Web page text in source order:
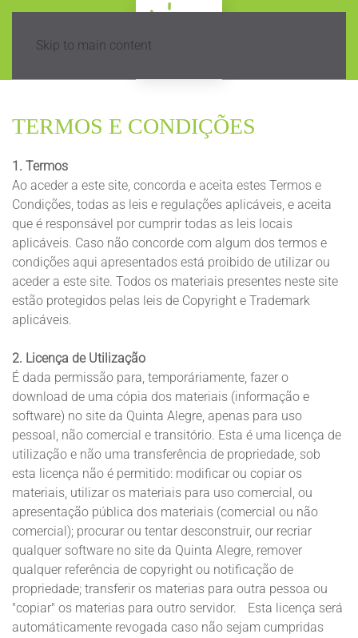
Skip to main content
TERMOS E CONDIÇÕES
1. Termos
Ao aceder a este site, concorda e aceita estes Termos e
Condições, todas as leis e regulações aplicáveis, e aceita
que é responsável por cumprir todas as leis locais
aplicáveis. Caso não concorde com algum dos termos e
condições aqui apresentados está proibido de utilizar ou
aceder a este site. Todos os materiais presentes neste site
estão protegidos pelas leis de Copyright e Trademark
aplicáveis.
2. Licença de Utilização
É dada permissão para, temporáriamente, fazer o
download de uma cópia dos materiais (informação e
software) no site da Quinta Alegre, apenas para uso
pessoal, não comercial e transitório. Esta é uma licença de
utilização e não uma transferência de propriedade, sob
esta licença não é permitido: modificar ou copiar os
materiais, utilizar os materiais para uso comercial, ou
apresentação pública dos materiais (comercial ou não
comercial); procurar ou tentar desconstruir, our recriar
qualquer software no site da Quinta Alegre, remover
qualquer referência de copyright ou notificação de
propriedade; transferir os materias para outra pessoa ou
"copiar" os materias para outro servidor. Esta licença será
automáticamente revogada caso não sejam cumpridas